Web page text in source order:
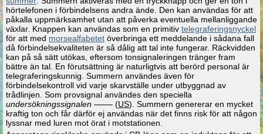
hörtelefonen i förbindelsens andra ände. Den kan användas för att
påkalla uppmärksamhet utan att påverka eventuella mellanliggande
växlar. Knappen kan användas som en primitiv telegraferingsnyckel
för att med morsealfabetet överbringa ett meddelande i sådana fall
då förbindelsekvaliteten är så dålig att tal inte fungerar. Räckvidden
kan på så sätt utökas, eftersom tonsignaleringen tränger fram
bättre än tal. En förutsättning är naturligtvis att berörd personal är
telegraferingskunnig. Summern användes även för
förbindelsekontroll vid varje skarvställe under utbyggnad av
trådlinjen. Som provsignal användes den speciella
undersökningssignalen
(US). Summern genererar en mycket
kraftig ton och får därför ej användas när det finns risk för att någon
lyssnar med luren mot örat i motstationen.